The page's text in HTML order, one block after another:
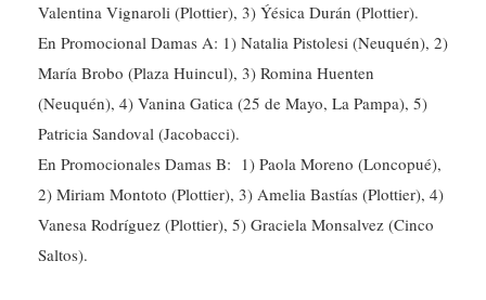
En Promocional Damas A: 1) Natalia Pistolesi (Neuquén), 2)
María Brobo (Plaza Huincul), 3) Romina Huenten
(Neuquén), 4) Vanina Gatica (25 de Mayo, La Pampa), 5)
Patricia Sandoval (Jacobacci).
En Promocionales Damas B: 1) Paola Moreno (Loncopué),
2) Miriam Montoto (Plottier), 3) Amelia Bastías (Plottier), 4)
Vanesa Rodríguez (Plottier), 5) Graciela Monsalvez (Cinco
Saltos).